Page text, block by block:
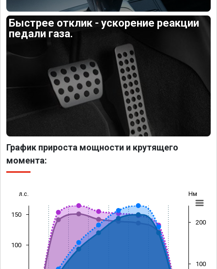
Быстрее отклик - ускорение реакции
педали газа.
График прироста мощности и крутящего
момента:
л.с. Нм
100
150
100
200